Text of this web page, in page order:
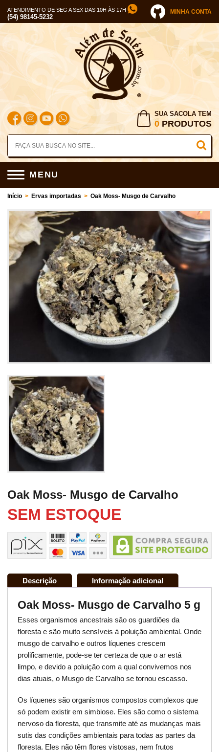
ATENDIMENTO DE SEG A SEX DAS 10H ÀS 17H
(54) 98145-5232
MINHA CONTA
SUA SACOLA TEM
0 PRODUTOS
MENU
Início > Ervas importadas > Oak Moss- Musgo de Carvalho
Oak Moss- Musgo de Carvalho
SEM ESTOQUE
Descrição Informação adicional
Oak Moss- Musgo de Carvalho 5 g
Esses organismos ancestrais são os guardiões da
floresta e são muito sensíveis à poluição ambiental. Onde
musgo de carvalho e outros líquenes crescem
prolificamente, pode-se ter certeza de que o ar está
limpo, e devido a poluição com a qual convivemos nos
dias atuais, o Musgo de Carvalho se tornou escasso.
Os líquenes são organismos compostos complexos que
só podem existir em simbiose. Eles são como o sistema
nervoso da floresta, que transmite até as mudanças mais
sutis das condições ambientais para todas as partes da
floresta. Eles não têm flores vistosas, nem frutos